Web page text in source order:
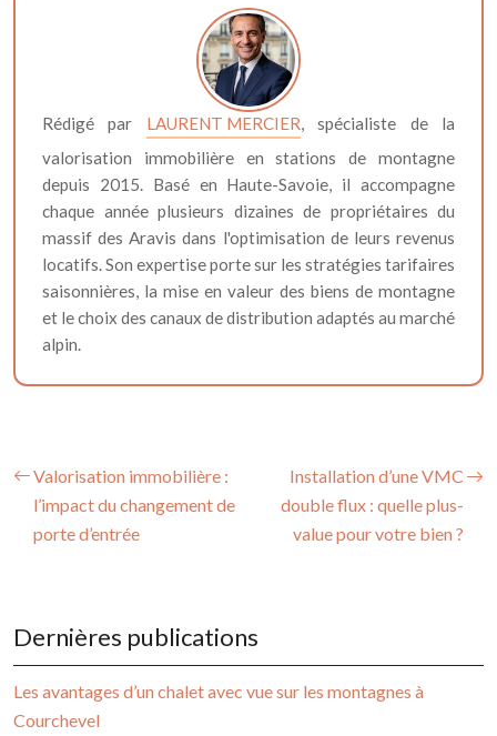
Rédigé par LAURENT MERCIER, spécialiste de la
valorisation immobilière en stations de montagne
depuis 2015. Basé en Haute-Savoie, il accompagne
chaque année plusieurs dizaines de propriétaires du
massif des Aravis dans l'optimisation de leurs revenus
locatifs. Son expertise porte sur les stratégies tarifaires
saisonnières, la mise en valeur des biens de montagne
et le choix des canaux de distribution adaptés au marché
alpin.
Valorisation immobilière :
l’impact du changement de
porte d’entrée
Installation d’une VMC
double flux : quelle plus-
value pour votre bien ?
Dernières publications
Les avantages d’un chalet avec vue sur les montagnes à
Courchevel